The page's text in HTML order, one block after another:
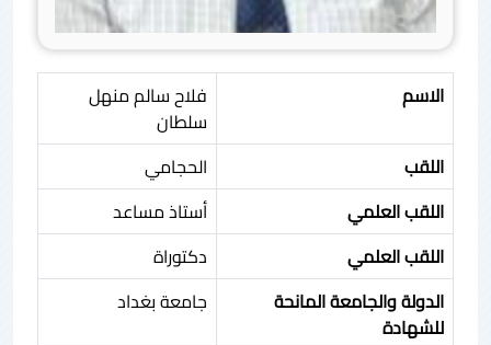
الاسم
فلاح سالم منهل
سلطان
اللقب
الحجامي
اللقب العلمي
أستاذ مساعد
اللقب العلمي
دكتوراة
الدولة والجامعة المانحة
للشهادة
جامعة بغداد